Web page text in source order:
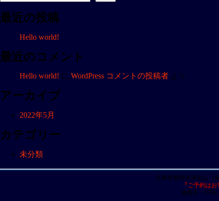
ゲ
ョ
ン
最近の投稿
Hello world!
最近のコメント
Hello world! に WordPress コメントの投稿者 より
アーカイブ
2022年5月
カテゴリー
未分類
兵庫県豊岡市津居山
『ご予約は
連絡先：